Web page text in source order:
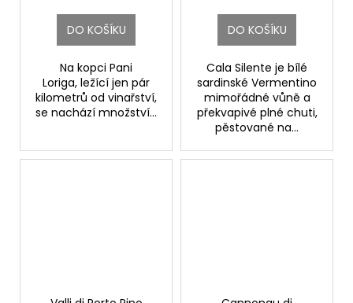
DO KOŠÍKU
Na kopci Pani
Loriga, ležící jen pár
kilometrů od vinařství,
se nachází množství...
DO KOŠÍKU
Cala Silente je bílé
sardinské Vermentino
mimořádné vůně a
překvapivé plné chuti,
pěstované na...